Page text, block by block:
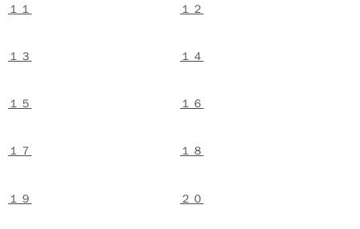
１１ １２
１３ １４
１５ １６
１７ １８
１９ ２０